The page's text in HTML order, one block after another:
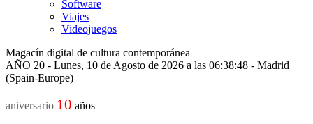
Software
Viajes
Videojuegos
Magacín digital de cultura contemporánea
AÑO 20 - Lunes, 10 de Agosto de 2026 a las 06:38:48 - Madrid
(Spain-Europe)
aniversario 10 años